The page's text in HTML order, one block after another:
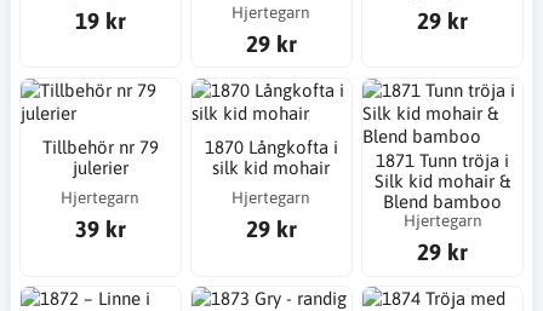
19 kr Hjertegarn
29 kr
29 kr
Tillbehör nr 79
julerier
Hjertegarn
39 kr
1870 Långkofta i
silk kid mohair
Hjertegarn
29 kr
1871 Tunn tröja i
Silk kid mohair &
Blend bamboo
Hjertegarn
29 kr